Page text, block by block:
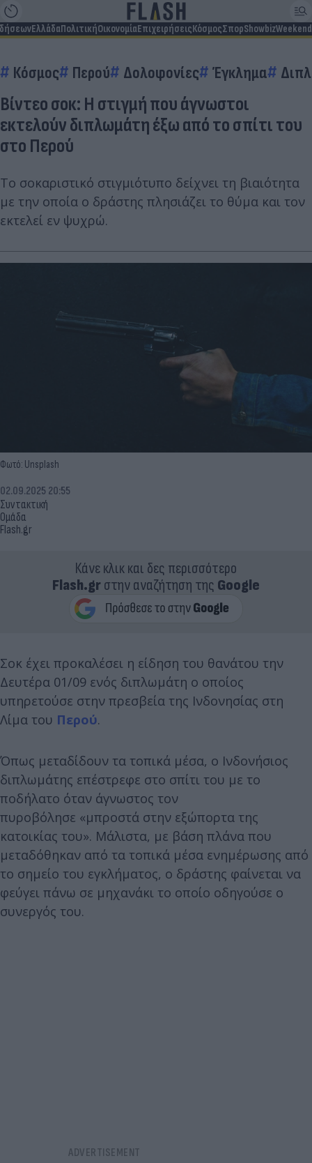
ΕλλάδαΠολιτικήΟικονομίαΕπιχειρήσειςΚόσμοςΣπορShowbizWeekend
Κόσμος Περού Δολοφονίες Έγκλημα
Βίντεο σοκ: Η στιγμή που άγνωστοι
εκτελούν διπλωμάτη έξω από το σπίτι του
στο Περού
Το σοκαριστικό στιγμιότυπο δείχνει τη βιαιότητα
με την οποία ο δράστης πλησιάζει το θύμα και τον
εκτελεί εν ψυχρώ.
Φωτό: Unsplash
Συντακτική
Ομάδα
Flash.gr
02.09.2025 20:55
Κάνε κλικ και δες περισσότερο
Flash.grστην αναζήτηση της Google
Σοκ έχει προκαλέσει η είδηση του θανάτου την
Δευτέρα 01/09 ενός διπλωμάτη ο οποίος
υπηρετούσε στην πρεσβεία της Ινδονησίας στη
Λίμα του Περού.
Όπως μεταδίδουν τα τοπικά μέσα, ο Ινδονήσιος
διπλωμάτης επέστρεφε στο σπίτι του με το
ποδήλατο όταν άγνωστος τον
πυροβόλησε «μπροστά στην εξώπορτα της
κατοικίας του». Μάλιστα, με βάση πλάνα που
μεταδόθηκαν από τα τοπικά μέσα ενημέρωσης από
το σημείο του εγκλήματος, ο δράστης φαίνεται να
φεύγει πάνω σε μηχανάκι το οποίο οδηγούσε ο
συνεργός του.